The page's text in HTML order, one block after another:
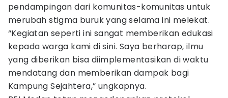
pendampingan dari komunitas-komunitas untuk
merubah stigma buruk yang selama ini melekat.
“Kegiatan seperti ini sangat memberikan edukasi
kepada warga kami di sini. Saya berharap, ilmu
yang diberikan bisa diimplementasikan di waktu
mendatang dan memberikan dampak bagi
Kampung Sejahtera,” ungkapnya.